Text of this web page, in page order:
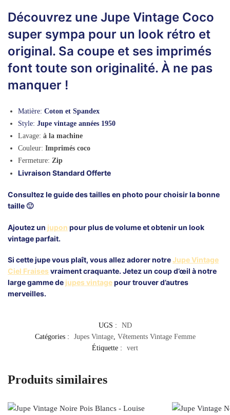
Découvrez une Jupe Vintage Coco
super sympa pour un look rétro et
original. Sa coupe et ses imprimés
font toute son originalité. À ne pas
manquer !
Matière: Coton et Spandex
Style: Jupe vintage années 1950
Lavage: à la machine
Couleur: Imprimés coco
Fermeture: Zip
Livraison Standard Offerte
Consultez le guide des tailles en photo pour choisir la bonne
taille 🙂
Ajoutez un jupon pour plus de volume et obtenir un look
vintage parfait.
Si cette jupe vous plaît, vous allez adorer notreJupe Vintage
Ciel Fraisesvraiment craquante. Jetez un coup d’œil à notre
large gamme de jupes vintagepour trouver d’autres
merveilles.
UGS :
ND
Catégories :
Jupes Vintage, Vêtements Vintage Femme
Étiquette :
vert
Produits similaires